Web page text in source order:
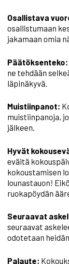
Osallistava
osallistumaan
jakamaan omia
Päätöksenteko:
ne tehdään
läpinäkyvä.
Muistiinpanot:
muistiinpanoja,
jälkeen.
Hyvät
eväitä
kokoustamisen
lounastauon!
ruokapöydän
Seuraavat
seuraavat
odotetaan
Palaute: